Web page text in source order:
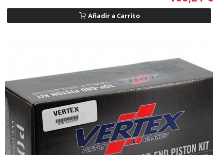
Añadir a Carrito